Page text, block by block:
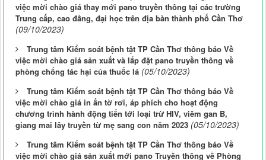
việc mời chào giá thay mới pano truyền thông tại các trường
Trung cấp, cao đẳng, đại học trên địa bàn thành phố Cần Thơ
(09/10/2023)
Trung tâm Kiểm soát bệnh tật TP Cần Thơ thông báo Về
việc mời chào giá sản xuất và lắp đặt pano truyền thông về
phòng chống tác hại của thuốc lá (05/10/2023)
Trung tâm Kiểm soát bệnh tật TP Cần Thơ thông báo Về
việc mời chào giá in ấn tờ rơi, áp phích cho hoạt động
chương trình hành động tiến tới loại trừ HIV, viêm gan B,
giang mai lây truyền từ mẹ sang con năm 2023 (05/10/2023)
Trung tâm Kiểm soát bệnh tật TP Cần Thơ thông báo Về
việc mời chào giá sản xuất mới pano Truyền thông về Phòng